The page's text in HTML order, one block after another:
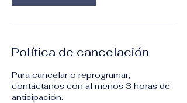
Política de cancelación
Para cancelar o reprogramar,
contáctanos con al menos 3 horas de
anticipación.